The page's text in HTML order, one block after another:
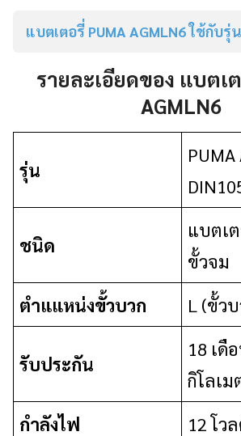
แบตเตอรี่ PUMA AGMLN6ใช้กับรุ่
รายละเอียดของ แบตเ
AGMLN6
รุ่น
ชนิด
แบตเ
ขั้วจม
ตำแแหน่งขั้วบวก
L (ขั้ว
รับประกัน
18 เดื
กิโลเม
กำลังไฟ
12 โว